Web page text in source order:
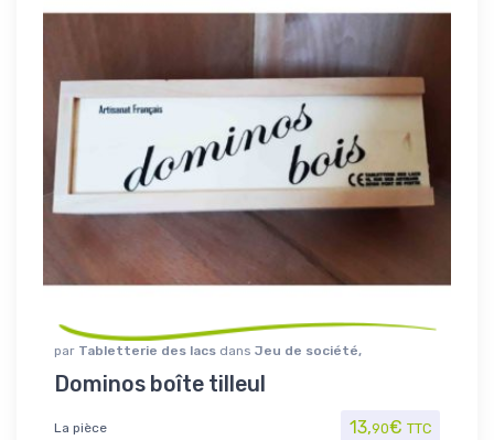
par Tabletterie des lacs dans Jeu de société,
Dominos boîte tilleul
La pièce 13,90€ TTC